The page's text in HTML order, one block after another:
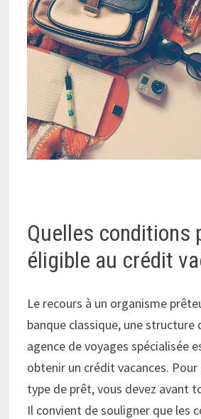
Quelles conditions
éligible au crédit
Le recours à un organisme
banque classique, une structure
agence de voyages spécialisée
obtenir un crédit vacances.
type de prêt, vous devez avant
Il convient de souligner que les